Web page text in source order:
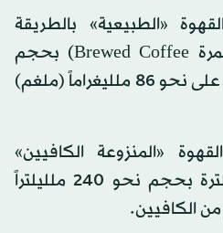
«الطبيعية» بالطريقة
الأميركية المُفلترة (المخمرة Brewed Coffee) بحجم
نحو 240 ملليلتراً يحتوي على نحو 86 ملليغراماً (ملغم)
«المنزوعة الكافيين»
بالطريقة الأميركية المُفلترة بحجم نحو 240 ملليلتراً